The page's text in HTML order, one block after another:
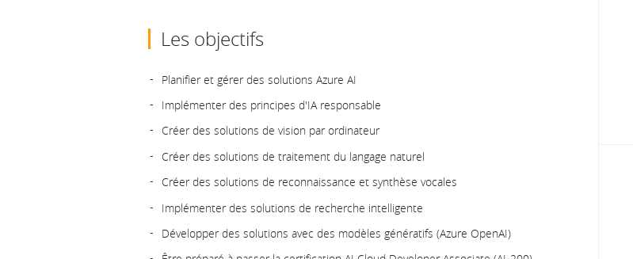
Les objectifs
Planifier et gérer des solutions Azure AI
Implémenter des principes d'IA responsable
Créer des solutions de vision par ordinateur
Créer des solutions de traitement du langage naturel
Créer des solutions de reconnaissance et synthèse vocales
Implémenter des solutions de recherche intelligente
Développer des solutions avec des modèles génératifs (Azure OpenAI)